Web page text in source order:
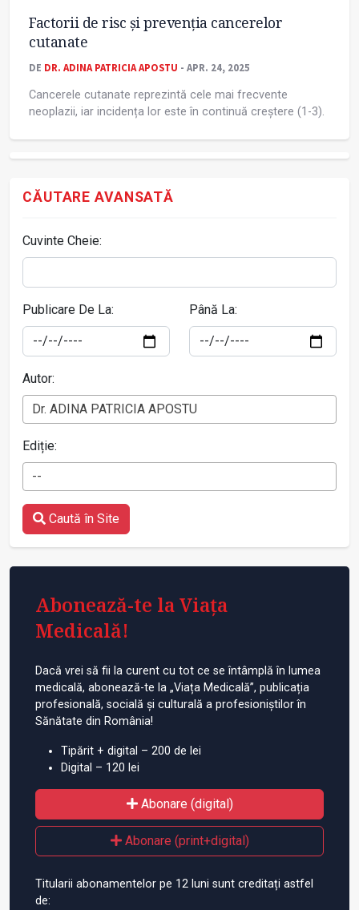
Factorii de risc și prevenția cancerelor
cutanate
DE DR. ADINA PATRICIA APOSTU - APR. 24, 2025
Cancerele cutanate reprezintă cele mai frecvente
neoplazii, iar incidența lor este în continuă creștere (1-3).
CĂUTARE AVANSATĂ
Cuvinte Cheie:
Publicare De La: Până La:
Autor:
Dr. ADINA PATRICIA APOSTU
Ediție:
--
Caută în Site
Abonează-te la Viața
Medicală!
Dacă vrei să fii la curent cu tot ce se întâmplă în lumea
medicală, abonează-te la „Viața Medicală”, publicația
profesională, socială și culturală a profesioniștilor în
Sănătate din România!
Tipărit + digital – 200 de lei
Digital – 120 lei
Abonare (digital)
Abonare (print+digital)
Titularii abonamentelor pe 12 luni sunt creditați astfel
de: